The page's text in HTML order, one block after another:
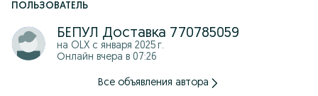
ПОЛЬЗОВАТЕЛЬ
БЕПУЛ Доставка 770785059
на OLX с января 2025 г.
Онлайн вчера в 07:26
Все объявления автора